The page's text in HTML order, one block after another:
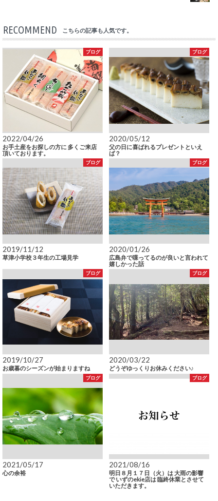
RECOMMEND こちらの記事も人気です。
ブログ
2022/04/26
お手土産をお探しの方に 多くご来店
頂いております。
ブログ
2020/05/12
父の日に喜ばれるプレゼントといえ
ば？
ブログ
2019/11/12
草津小学校３年生の工場見学
ブログ
2020/01/26
広島弁で喋ってるのが良いと言われて
嬉しかった話
ブログ
2019/10/27
お歳暮のシーズンが始まりますね
ブログ
2020/03/22
どうぞゆっくりお休みください♪
ブログ
2021/05/17
心の余裕
ブログ
2021/08/16
明日８月１７日（火）は 大雨の影響
で いずのekie店は 臨終休業とさせて
いただきます。